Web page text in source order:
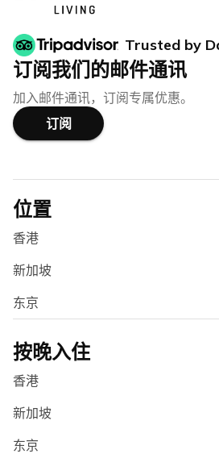
Trusted by
订阅我们的邮件通讯
加入邮件通讯，订阅专属优惠。
订阅
位置
香港
新加坡
东京
按晚入住
香港
新加坡
东京